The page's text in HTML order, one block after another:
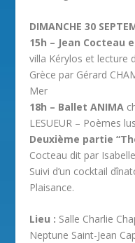
DIMANCHE 30
15h – Jean Cocteau
villa Kérylos et lecture
Grèce par Gérard
Mer
18h – Ballet ANIMA
LESUEUR – Poèmes
Deuxième partie
Cocteau dit par
Suivi d’un cocktail
Plaisance.
Lieu : Salle Charlie
Neptune Saint-Jean